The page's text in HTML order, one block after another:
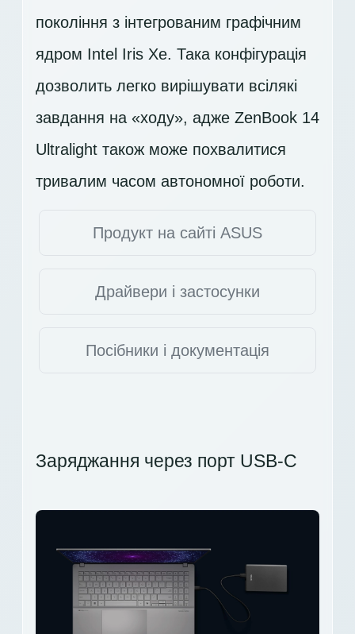
покоління з інтегрованим графічним
ядром Intel Iris Xe. Така конфігурація
дозволить легко вирішувати всілякі
завдання на «ходу», адже ZenBook 14
Ultralight також може похвалитися
тривалим часом автономної роботи.
Продукт на сайті ASUS
Драйвери і застосунки
Посібники і документація
Заряджання через порт USB-C